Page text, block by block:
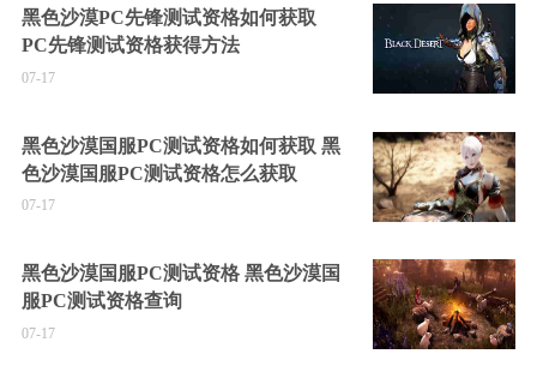
黑色沙漠PC先锋测试资格如何获取
PC先锋测试资格获得方法
07-17
黑色沙漠国服PC测试资格如何获取 黑
色沙漠国服PC测试资格怎么获取
07-17
黑色沙漠国服PC测试资格 黑色沙漠国
服PC测试资格查询
07-17